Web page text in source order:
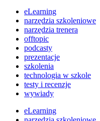
eLearning
narzędzia szkoleniowe
narzędzia trenera
offtopic
podcasty
prezentacje
szkolenia
technologia w szkole
testy i recenzje
wywiady
eLearning